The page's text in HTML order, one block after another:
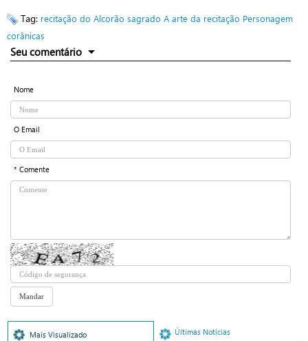
Tag: recitação do Alcorão sagrado A arte da recitação Personagem
corânicas
Seu comentário
Nome
O Email
* Comente
Mais Visualizado Últimas Notícias